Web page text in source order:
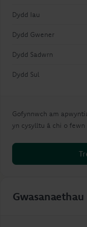
Dydd Iau
Dydd Gwener
Dydd Sadwrn
Dydd Sul
Gofynnwch am
yn cysylltu â chi o fewn
Gwasanaethau